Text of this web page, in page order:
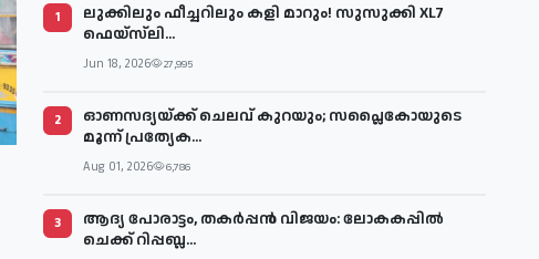
1
ലുക്കിലും ഫീച്ചറിലും കളി മാറും! സുസുക്കി XL7
ഫെയ്‌സ്‌ലി...
Jun 18, 2026 27,995
2
ഓണസദ്യയ്ക്ക് ചെലവ് കുറയും; സപ്ലൈകോയുടെ
മൂന്ന് പ്രത്യേക...
Aug 01, 2026 6,786
3
ആദ്യ പോരാട്ടം, തകർപ്പൻ വിജയം: ലോകകപ്പിൽ
ചെക്ക് റിപ്പബ്ല...